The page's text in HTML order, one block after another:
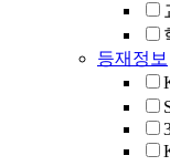
등재정보